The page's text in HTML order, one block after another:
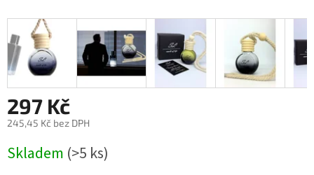
297 Kč
245,45 Kč bez DPH
cena:
Skladem (>5 ks)